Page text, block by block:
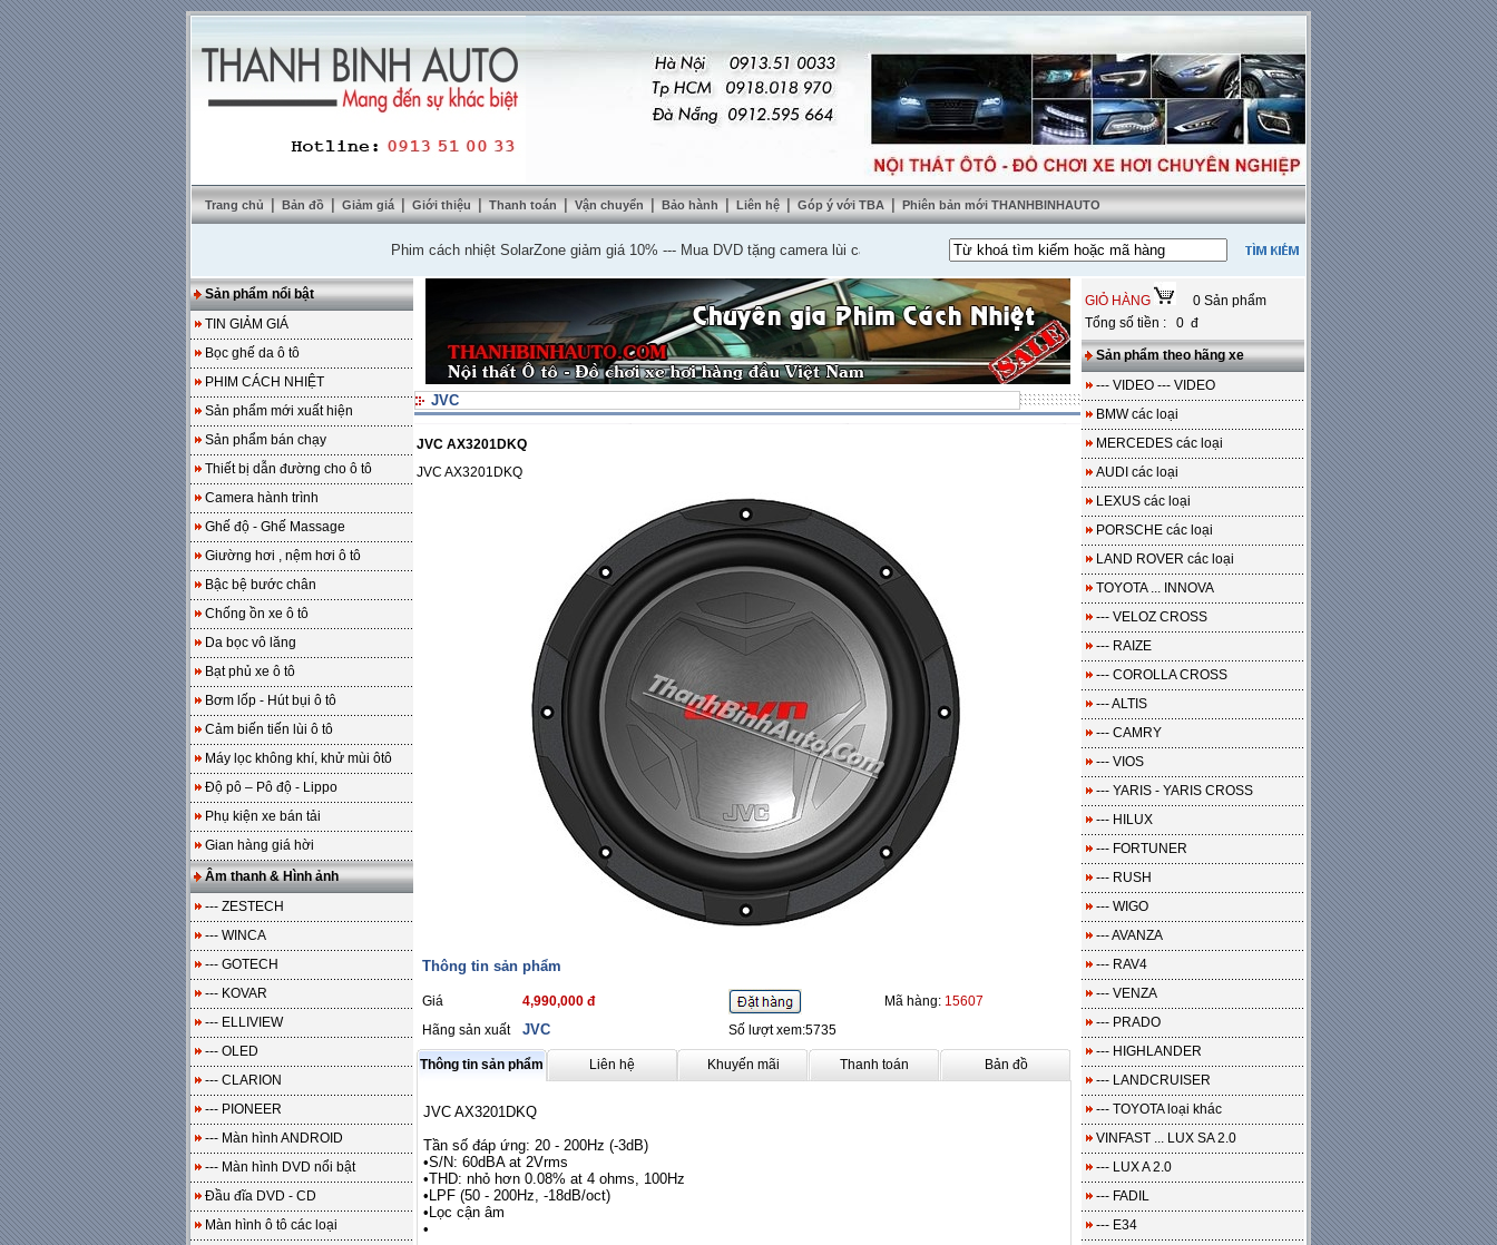
Trang chủ | Bản đồ | Giảm giá | Giới thiệu | Thanh toán | Vận chuyển | Bảo hành | Liên hệ | Góp ý với TBA | Phiên bản mới THANHBINHAUTO
Phim cách nhiệt SolarZone giảm giá 10%---Mua DVD tặng camera lùi cao cấp--- Lắp nệm ghế da thật tặng sàn da---Miễn phí 100% công lắp đặt
Sản phẩm nổi bật
TIN GIẢM GIÁ
Bọc ghế da ô tô
PHIM CÁCH NHIỆT
Sản phẩm mới xuất hiện
Sản phẩm bán chạy
Thiết bị dẫn đường cho ô tô
Camera hành trình
Ghế độ - Ghế Massage
Giường hơi , nệm hơi ô tô
Bậc bệ bước chân
Chống ồn xe ô tô
Da bọc vô lăng
Bạt phủ xe ô tô
Bơm lốp - Hút bụi ô tô
Cảm biến tiến lùi ô tô
Máy lọc không khí, khử mùi ôtô
Độ pô – Pô độ - Lippo
Phụ kiện xe bán tải
Gian hàng giá hời
Âm thanh & Hình ảnh
--- ZESTECH
--- WINCA
--- GOTECH
--- KOVAR
--- ELLIVIEW
--- OLED
--- CLARION
--- PIONEER
--- Màn hình ANDROID
--- Màn hình DVD nổi bật
Đầu đĩa DVD - CD
Màn hình ô tô các loại
JVC
JVC AX3201DKQ
JVC AX3201DKQ
Thông tin sản phẩm
Giá 4,990,000 đ Mã hàng: 15607
Hãng sản xuất
JVC Số lượt xem:5735
Thông tin sản phẩm Liên hệ Khuyến mãi Thanh toán Bản đồ
JVC AX3201DKQ
Tần số đáp ứng: 20 - 200Hz (-3dB)
•S/N: 60dBA at 2Vrms
•THD: nhỏ hơn 0.08% at 4 ohms, 100Hz
•LPF (50 - 200Hz, -18dB/oct)
•Lọc cận âm
•
GIỎ HÀNG
0 Sản phẩm
Tổng số tiền : 0 đ
Sản phẩm theo hãng xe
--- VIDEO --- VIDEO
BMW các loại
MERCEDES các loại
AUDI các loại
LEXUS các loại
PORSCHE các loại
LAND ROVER các loại
TOYOTA ... INNOVA
--- VELOZ CROSS
--- RAIZE
--- COROLLA CROSS
--- ALTIS
--- CAMRY
--- VIOS
--- YARIS - YARIS CROSS
--- HILUX
--- FORTUNER
--- RUSH
--- WIGO
--- AVANZA
--- RAV4
--- VENZA
--- PRADO
--- HIGHLANDER
--- LANDCRUISER
--- TOYOTA loại khác
VINFAST ... LUX SA 2.0
--- LUX A 2.0
--- FADIL
--- E34